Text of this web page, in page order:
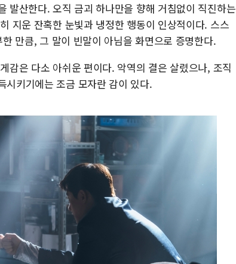
발산한다. 오직 금괴 하나만을 향해 거침없이 직진하는
지운 잔혹한 눈빛과 냉정한 행동이 인상적이다. 스스
만큼, 그 말이 빈말이 아님을 화면으로 증명한다.
감은 다소 아쉬운 편이다. 악역의 결은 살렸으나, 조직
시키기에는 조금 모자란 감이 있다.